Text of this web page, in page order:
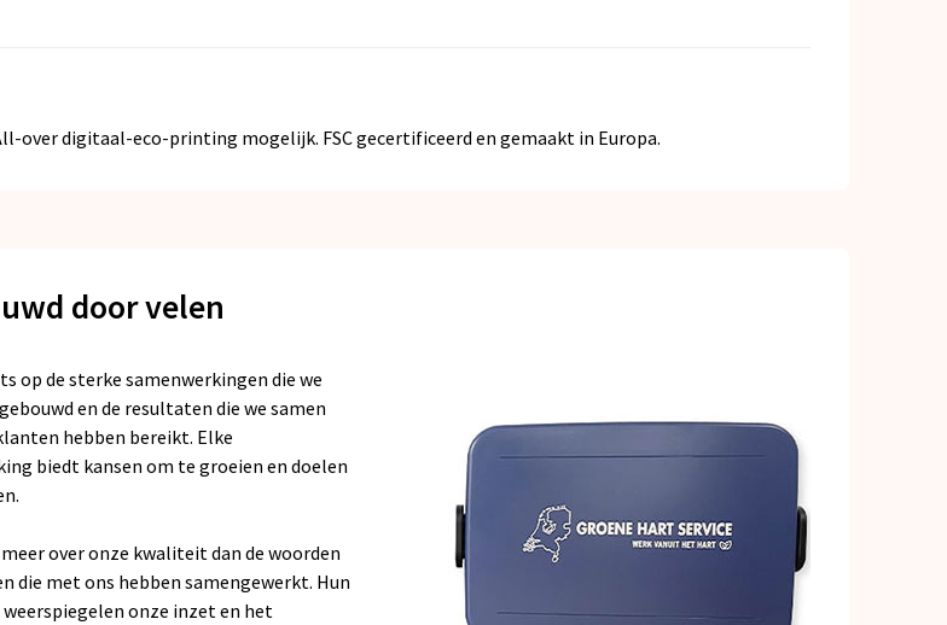
over digitaal-eco-printing mogelijk. FSC gecertificeerd en gemaakt in Europa.
door velen
op de sterke samenwerkingen die we
en de resultaten die we samen
hebben bereikt. Elke
biedt kansen om te groeien en doelen
over onze kwaliteit dan de woorden
die met ons hebben samengewerkt. Hun
onze inzet en het